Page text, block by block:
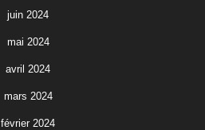
juin 2024
mai 2024
avril 2024
mars 2024
février 2024